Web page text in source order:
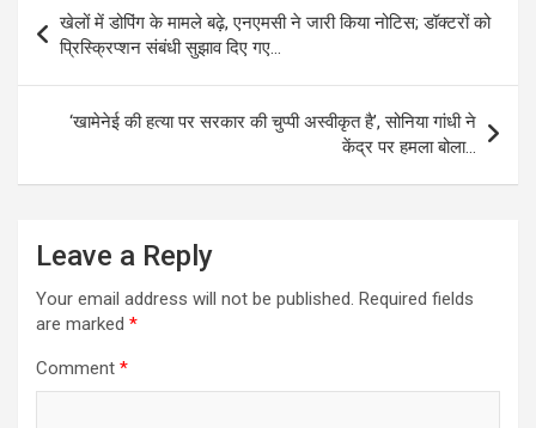
navigation
खेलों में डोपिंग के मामले बढ़े, एनएमसी ने जारी किया नोटिस; डॉक्टरों को
प्रिस्क्रिप्शन संबंधी सुझाव दिए गए…
‘खामेनेई की हत्या पर सरकार की चुप्पी अस्वीकृत है’, सोनिया गांधी ने
केंद्र पर हमला बोला…
Leave a Reply
Your email address will not be published. Required fields
are marked *
Comment *